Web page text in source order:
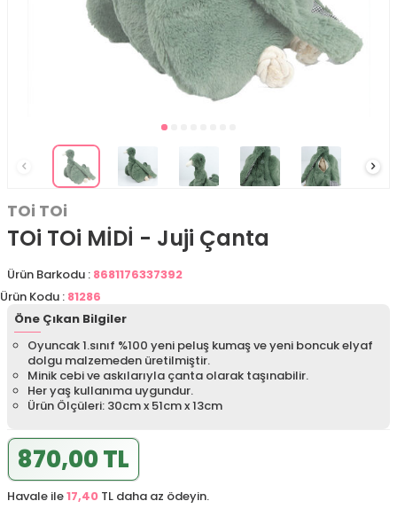
TOi TOi
TOi TOi MİDİ - Juji Çanta
Ürün Barkodu : 8681176337392
Ürün Kodu : 81286
Öne Çıkan Bilgiler
Oyuncak 1.sınıf %100 yeni peluş kumaş ve yeni boncuk elyaf
dolgu malzemeden üretilmiştir.
Minik cebi ve askılarıyla çanta olarak taşınabilir.
Her yaş kullanıma uygundur.
Ürün Ölçüleri: 30cm x 51cm x 13cm
870,00 TL
Havale ile17,40 TL daha az ödeyin.